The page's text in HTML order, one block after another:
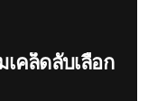
เคล็ดลับเลือก